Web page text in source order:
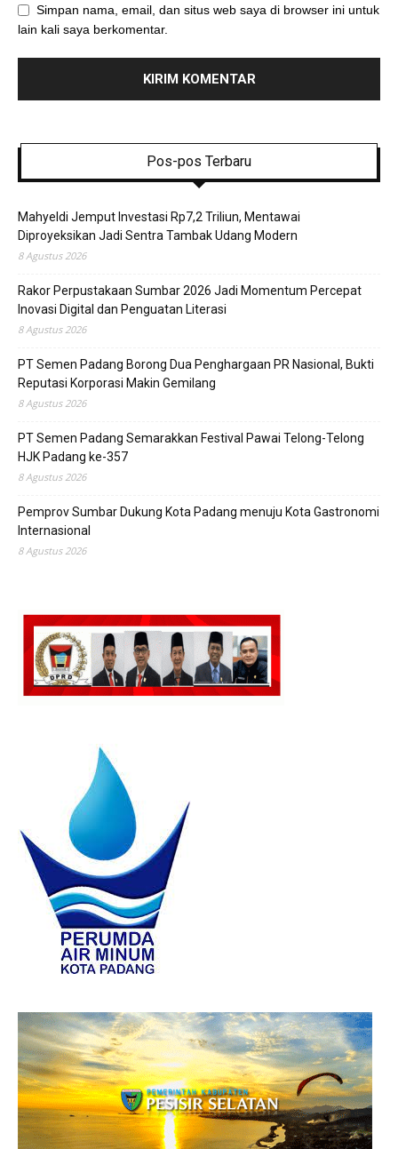
Simpan nama, email, dan situs web saya di browser ini untuk
lain kali saya berkomentar.
Pos-pos Terbaru
Mahyeldi Jemput Investasi Rp7,2 Triliun, Mentawai
Diproyeksikan Jadi Sentra Tambak Udang Modern
8 Agustus 2026
Rakor Perpustakaan Sumbar 2026 Jadi Momentum Percepat
Inovasi Digital dan Penguatan Literasi
8 Agustus 2026
PT Semen Padang Borong Dua Penghargaan PR Nasional, Bukti
Reputasi Korporasi Makin Gemilang
8 Agustus 2026
PT Semen Padang Semarakkan Festival Pawai Telong-Telong
HJK Padang ke-357
8 Agustus 2026
Pemprov Sumbar Dukung Kota Padang menuju Kota Gastronomi
Internasional
8 Agustus 2026